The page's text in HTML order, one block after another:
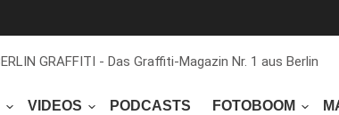
VIDEOS PODCASTS FOTOBOOM